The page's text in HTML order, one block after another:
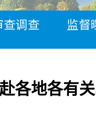
查调查 监督
各地各有